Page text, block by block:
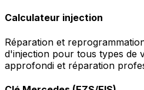
Calculateur injection
Réparation et
d'injection pour tous types de
approfondi et réparation